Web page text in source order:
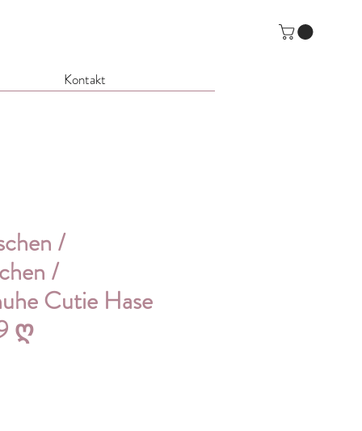
Kontakt
/
/
Cutie Hase
ღ